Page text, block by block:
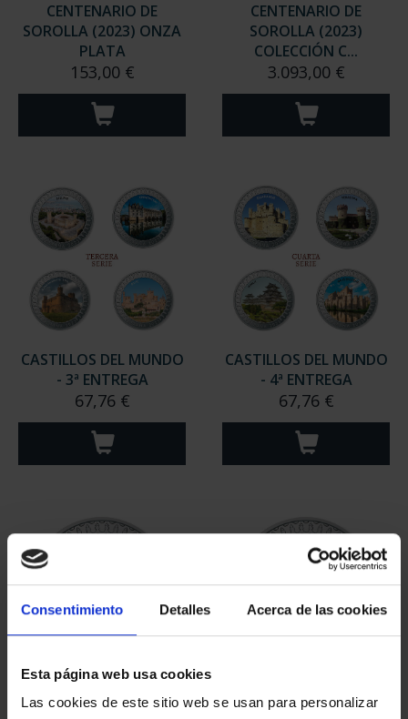
Consentimiento Detalles Acerca de las cookies
Esta página web usa cookies
Las cookies de este sitio web se usan para personalizar
CENTENARIO DE
SOROLLA (2023) ONZA
PLATA
153,00 €
CENTENARIO DE
SOROLLA (2023)
COLECCIÓN C...
3.093,00 €
CASTILLOS DEL MUNDO
- 3ª ENTREGA
67,76 €
CASTILLOS DEL MUNDO
- 4ª ENTREGA
67,76 €
MONEDA CASTILLOS -
COCA
LA MOTA